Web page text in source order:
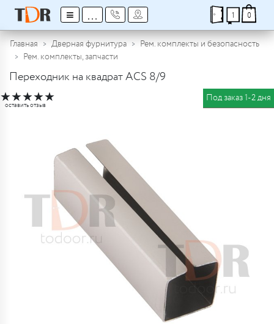
≡ ... 1 0
Главная Дверная фурнитура
Рем. комплекты и безопасность
Рем. комплекты, запчасти
Переходник на квадрат ACS 8/9
★★★★★
оставить отзыв
Под заказ 1-2 дня